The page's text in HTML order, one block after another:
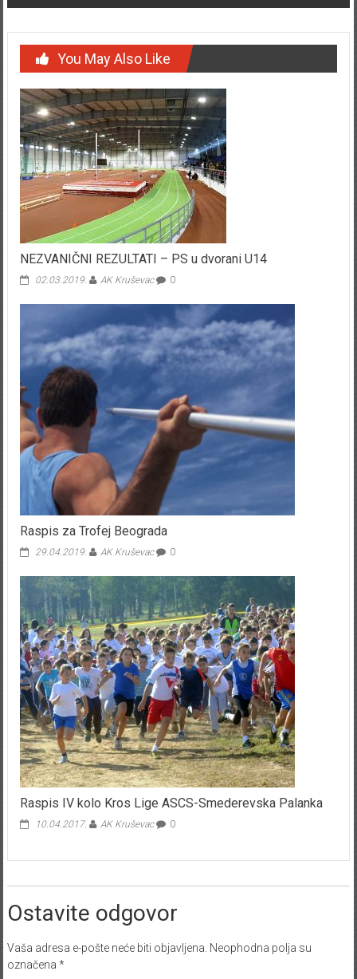
You May Also Like
NEZVANIČNI REZULTATI – PS u dvorani U14
02.03.2019. AK Kruševac 0
Raspis za Trofej Beograda
29.04.2019. AK Kruševac 0
Raspis IV kolo Kros Lige ASCS-Smederevska Palanka
10.04.2017. AK Kruševac 0
Ostavite odgovor
Vaša adresa e-pošte neće biti objavljena. Neophodna polja su
označena *